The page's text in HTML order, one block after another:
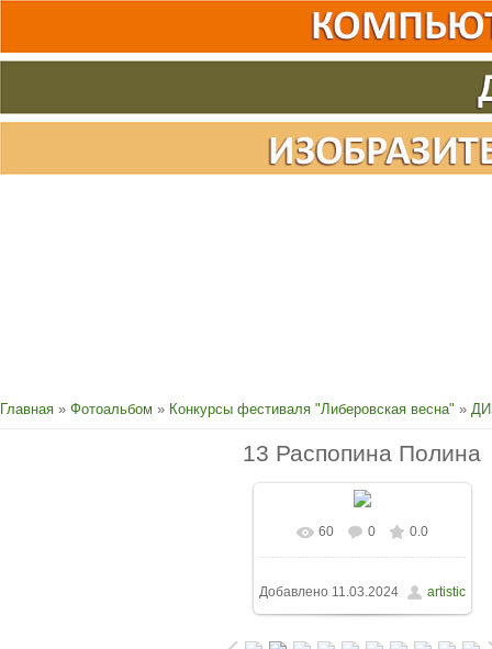
Главная » Фотоальбом » Конкурсы фестиваля "Либеровская весна" »
13 Распопина Полина
60 0 0.0
Добавлено 11.03.2024 artistic